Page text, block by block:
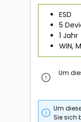
ESD
5
1 Jahr
WIN,
Um
Um
Sie sich